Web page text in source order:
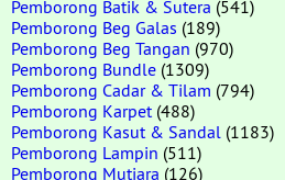
Pemborong Batik & Sutera (541)
Pemborong Beg Galas (189)
Pemborong Beg Tangan (970)
Pemborong Bundle (1309)
Pemborong Cadar & Tilam (794)
Pemborong Karpet (488)
Pemborong Kasut & Sandal (1183)
Pemborong Lampin (511)
Pemborong Mutiara (126)